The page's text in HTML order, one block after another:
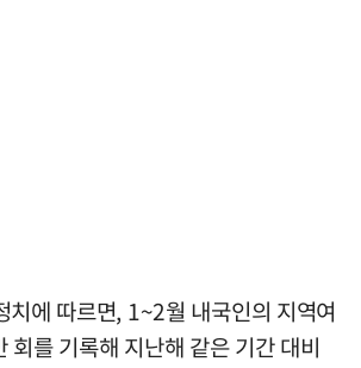
치에 따르면, 1~2월 내국인의 지역여
를 기록해 지난해 같은 기간 대비